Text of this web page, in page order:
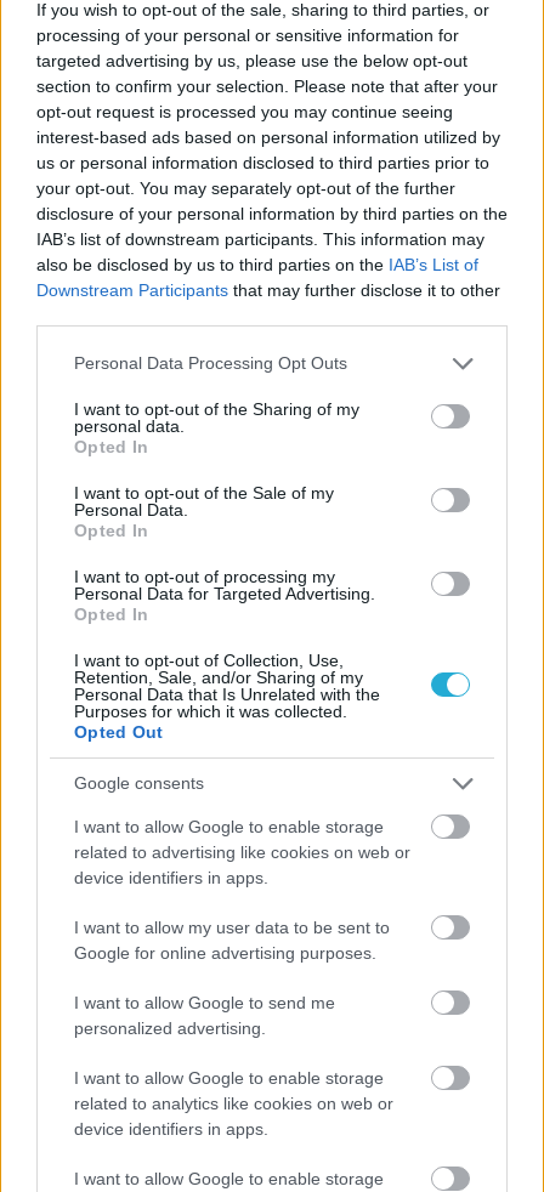
If you wish to opt-out of the sale, sharing to third parties, or
processing of your personal or sensitive information for
targeted advertising by us, please use the below opt-out
section to confirm your selection. Please note that after your
opt-out request is processed you may continue seeing
interest-based ads based on personal information utilized by
us or personal information disclosed to third parties prior to
your opt-out. You may separately opt-out of the further
disclosure of your personal information by third parties on the
IAB’s list of downstream participants. This information may
also be disclosed by us to third parties on the IAB’s List of
Downstream Participants that may further disclose it to other
Please note that this website/app uses one or more Google
not limited to your visit or usage behaviour. You may click to
grant or deny consent to Google and its third-party tags to
use your data for below specified purposes in below Google
consent section.
Personal Data Processing Opt Outs
I want to opt-out of the Sharing of my
personal data.
Opted In
I want to opt-out of the Sale of my
Personal Data.
Opted In
I want to opt-out of processing my
Personal Data for Targeted Advertising.
Opted In
I want to opt-out of Collection, Use,
Retention, Sale, and/or Sharing of my
Personal Data that Is Unrelated with the
Purposes for which it was collected.
Opted Out
Google consents
I want to allow Google to enable storage
related to advertising like cookies on web or
device identifiers in apps.
I want to allow my user data to be sent to
Google for online advertising purposes.
I want to allow Google to send me
personalized advertising.
I want to allow Google to enable storage
related to analytics like cookies on web or
device identifiers in apps.
I want to allow Google to enable storage
παντού…